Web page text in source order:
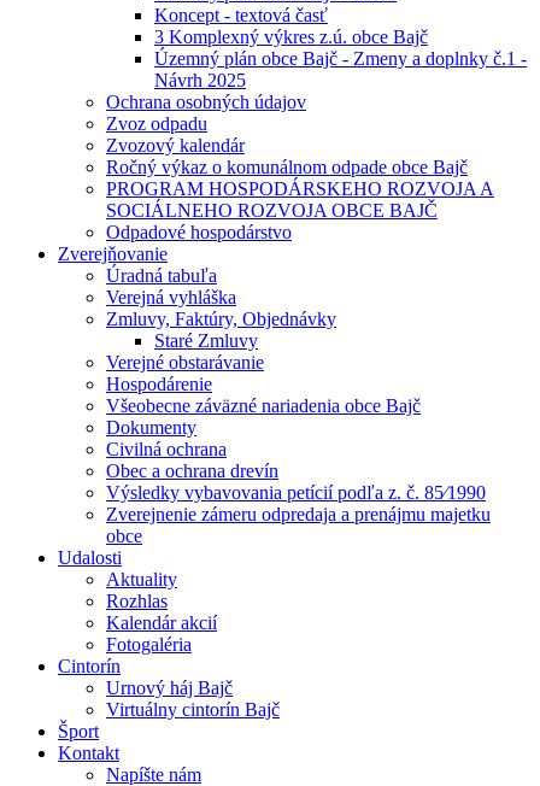
Koncept - textová časť
3 Komplexný výkres z.ú. obce Bajč
Územný plán obce Bajč - Zmeny a doplnky č.1 -
Návrh 2025
Ochrana osobných údajov
Zvoz odpadu
Zvozový kalendár
Ročný výkaz o komunálnom odpade obce Bajč
PROGRAM HOSPODÁRSKEHO ROZVOJA A
SOCIÁLNEHO ROZVOJA OBCE BAJČ
Odpadové hospodárstvo
Zverejňovanie
Úradná tabuľa
Verejná vyhláška
Zmluvy, Faktúry, Objednávky
Staré Zmluvy
Verejné obstarávanie
Hospodárenie
Všeobecne záväzné nariadenia obce Bajč
Dokumenty
Civilná ochrana
Obec a ochrana drevín
Výsledky vybavovania petícií podľa z. č. 85⁄1990
Zverejnenie zámeru odpredaja a prenájmu majetku
obce
Udalosti
Aktuality
Rozhlas
Kalendár akcií
Fotogaléria
Cintorín
Urnový háj Bajč
Virtuálny cintorín Bajč
Šport
Kontakt
Napíšte nám